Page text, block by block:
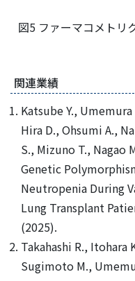
図5 ファーマコメトリ
関連業績
Katsube Y., Umemura
Hira D., Ohsumi A.,
S., Mizuno T., Nagao
Genetic
Neutropenia During
Lung Transplant
(2025).
Takahashi R., Itohara
Sugimoto M.,